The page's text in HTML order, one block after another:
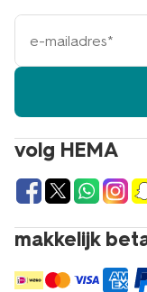
volg HEMA
makkelijk
e-
mailadres